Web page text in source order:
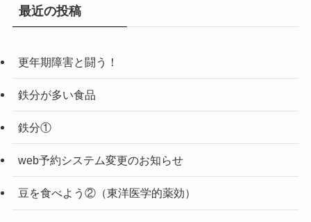
最近の投稿
更年期障害と闘う！
鉄分が多い食品
鉄分①
web予約システム変更のお知らせ
豆を食べよう②（東洋医学的薬効）